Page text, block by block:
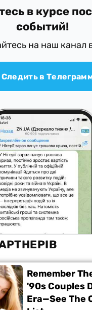
в курсе
событий!
на наш канал
Следить в